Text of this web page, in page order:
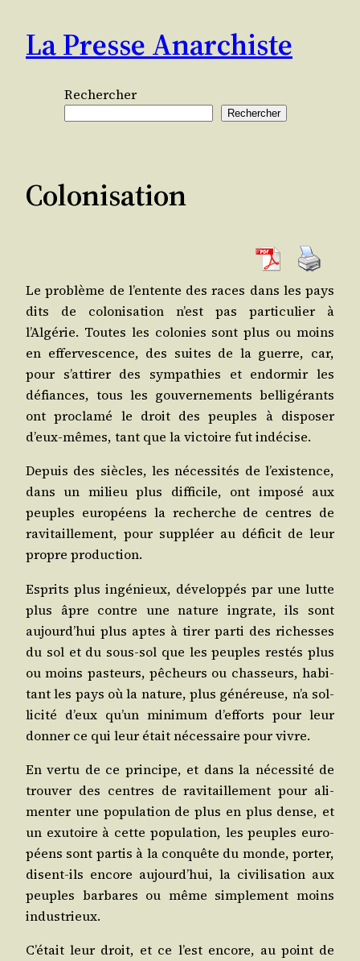
contenu
La Presse Anarchiste
Rechercher
Rechercher
Colonisation
Le pro­blème de l’entente des races dans les pays
dits de colo­ni­sa­tion n’est pas par­ti­cu­lier à
l’Algérie. Toutes les colo­nies sont plus ou moins
en effer­ves­cence, des suites de la guerre, car,
pour s’attirer des sym­pa­thies et endor­mir les
défiances, tous les gou­ver­ne­ments bel­li­gé­rants
ont pro­cla­mé le droit des peuples à dis­po­ser
d’eux-mêmes, tant que la vic­toire fut indécise.
Depuis des siècles, les néces­si­tés de l’existence,
dans un milieu plus dif­fi­cile, ont impo­sé aux
peuples euro­péens la recherche de centres de
ravi­taille­ment, pour sup­pléer au défi­cit de leur
propre production.
Esprits plus ingé­nieux, déve­lop­pés par une lutte
plus âpre contre une nature ingrate, ils sont
aujourd’hui plus aptes à tirer par­ti des richesses
du sol et du sous-sol que les peuples res­tés plus
ou moins pas­teurs, pêcheurs ou chas­seurs, habi­
tant les pays où la nature, plus géné­reuse, n’a sol­
li­ci­té d’eux qu’un mini­mum d’efforts pour leur
don­ner ce qui leur était néces­saire pour vivre.
En ver­tu de ce prin­cipe, et dans la néces­si­té de
trou­ver des centres de ravi­taille­ment pour ali­
men­ter une popu­la­tion de plus en plus dense, et
un exu­toire à cette popu­la­tion, les peuples euro­
péens sont par­tis à la conquête du monde, por­ter,
disent-ils encore aujourd’hui, la civi­li­sa­tion aux
peuples bar­bares ou même sim­ple­ment moins
industrieux.
C’était leur droit, et ce l’est encore, au point de